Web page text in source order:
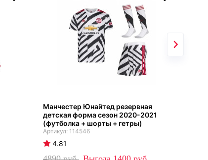
Манчестер Юнайтед резервная
детская форма сезон 2020-2021
(футболка + шорты + гетры)
114546
4.81